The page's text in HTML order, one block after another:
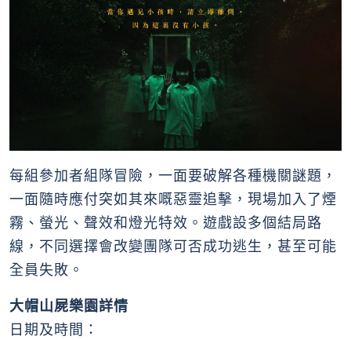
每組參加者組隊冒險，一面要破解各種機關謎題，
一面隨時應付突如其來嘅惡靈追擊，現場加入了煙
霧、螢光、聲效和燈光特效。遊戲設多個結局路
線，不同選擇會改變團隊可否成功逃生，甚至可能
全員失敗。
大帽山屍樂園詳情
日期及時間：